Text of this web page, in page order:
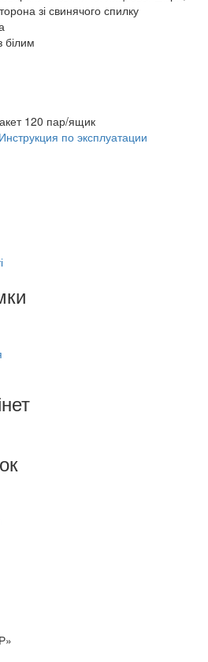
зі свинячого спилку
білим
120 пар/ящик
Инструкция по эксплуатации